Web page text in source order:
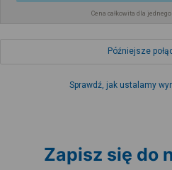
Cena całkowita dla
Późniejsze
Sprawdź, jak ustalamy
Zapisz się do